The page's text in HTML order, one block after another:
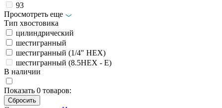
93
Просмотреть еще
Тип хвостовика
цилиндрический
шестигранный
шестигранный (1/4" HEX)
шестигранный (8.5HEX - E)
В наличии
Показать 0 товаров: